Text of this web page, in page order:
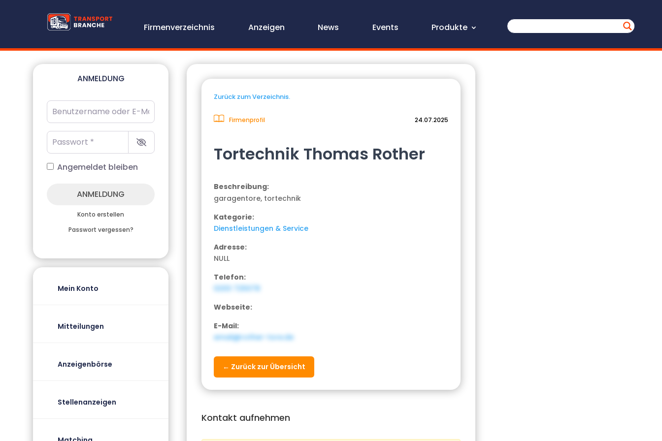
Firmenverzeichnis Anzeigen News Events Produkte
ANMELDUNG
Benutzername oder E-Mail-Adresse
Passwort
Angemeldet bleiben
ANMELDUNG
Konto erstellen
Passwort vergessen?
Mein Konto
Mitteilungen
Anzeigenbörse
Stellenanzeigen
Zurück zum Verzeichnis.
Firmenprofil 24.07.2025
Tortechnik Thomas Rother
Beschreibung:
garagentore, tortechnik
Kategorie:
Dienstleistungen & Service
Adresse:
NULL
Telefon:
0203 725078
Webseite:
E-Mail:
email@rother-tore.de
← Zurück zur Übersicht
Kontakt aufnehmen